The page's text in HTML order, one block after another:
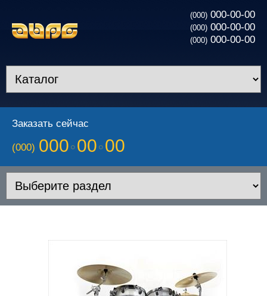
(000) 000-00-00
(000) 000-00-00
(000) 000-00-00
Заказать сейчас
(000) 000 00 00